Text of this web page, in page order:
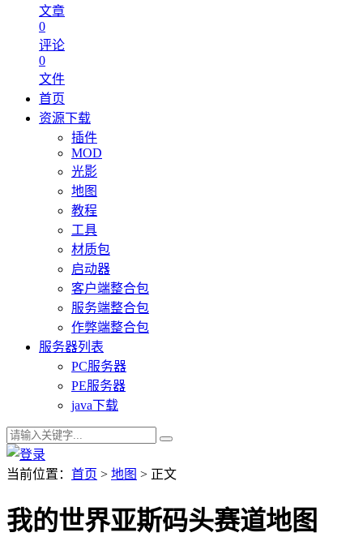
文章
0
评论
0
文件
首页
资源下载
插件
MOD
光影
地图
教程
工具
材质包
启动器
客户端整合包
服务端整合包
作弊端整合包
服务器列表
PC服务器
PE服务器
java下载
当前位置： 首页 > 地图 > 正文
我的世界亚斯码头赛道地图